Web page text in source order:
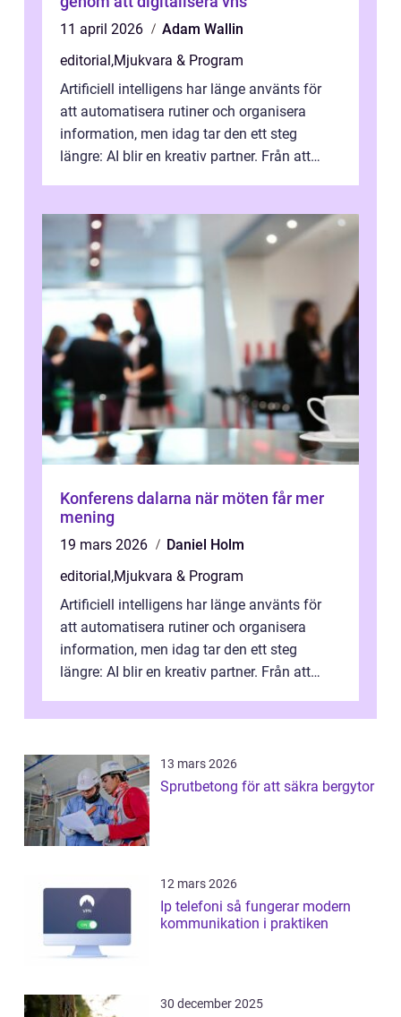
11 april 2026
Adam Wallin
editorial,Mjukvara & Program
Artificiell intelligens har länge använts för
att automatisera rutiner och organisera
information, men idag tar den ett steg
längre: AI blir en kreativ partner. Från att
Konferens dalarna när möten får mer
mening
19 mars 2026
Daniel Holm
editorial,Mjukvara & Program
Artificiell intelligens har länge använts för
att automatisera rutiner och organisera
information, men idag tar den ett steg
längre: AI blir en kreativ partner. Från att
13 mars 2026
Sprutbetong för att säkra bergytor
12 mars 2026
Ip telefoni så fungerar modern
kommunikation i praktiken
30 december 2025